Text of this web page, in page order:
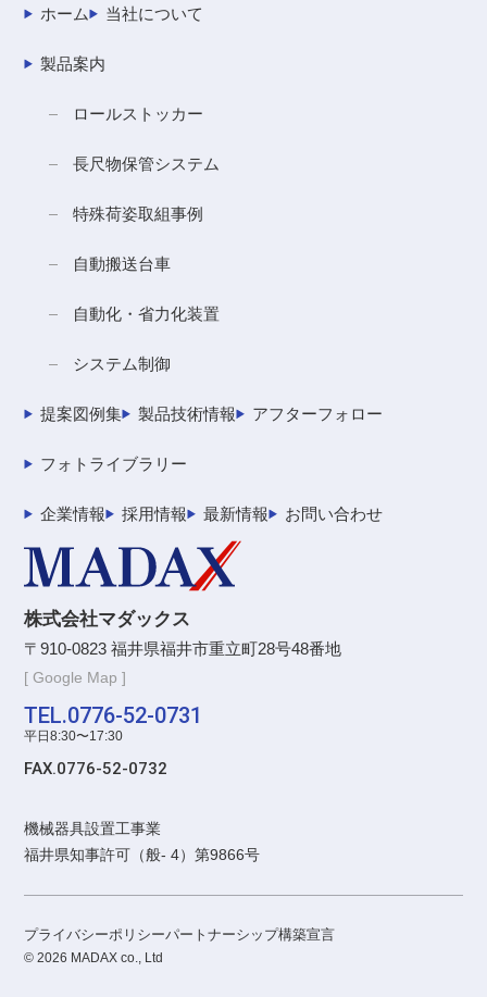
株式会社マダックス
〒910-0823 福井県福井市重立町28号48番地
[ Google Map ]
TEL.0776-52-0731
平日8:30〜17:30
FAX.0776-52-0732
機械器具設置工事業
福井県知事許可（般- 4）第9866号
ホーム 当社について
製品案内
ロールストッカー
長尺物保管システム
特殊荷姿取組事例
自動搬送台車
自動化・省力化装置
システム制御
提案図例集 製品技術情報 アフターフォロー
フォトライブラリー
企業情報 採用情報 最新情報 お問い合わせ
プライバシーポリシーパートナーシップ構築宣言
© 2026 MADAX co., Ltd